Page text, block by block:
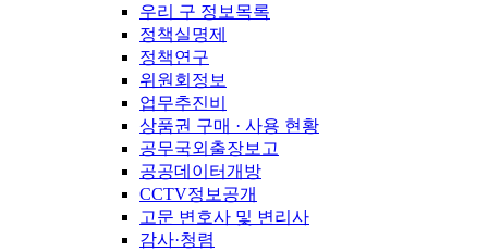
우리 구 정보목록
정책실명제
정책연구
위원회정보
업무추진비
상품권 구매 · 사용 현황
공무국외출장보고
공공데이터개방
CCTV정보공개
고문 변호사 및 변리사
감사·청렴